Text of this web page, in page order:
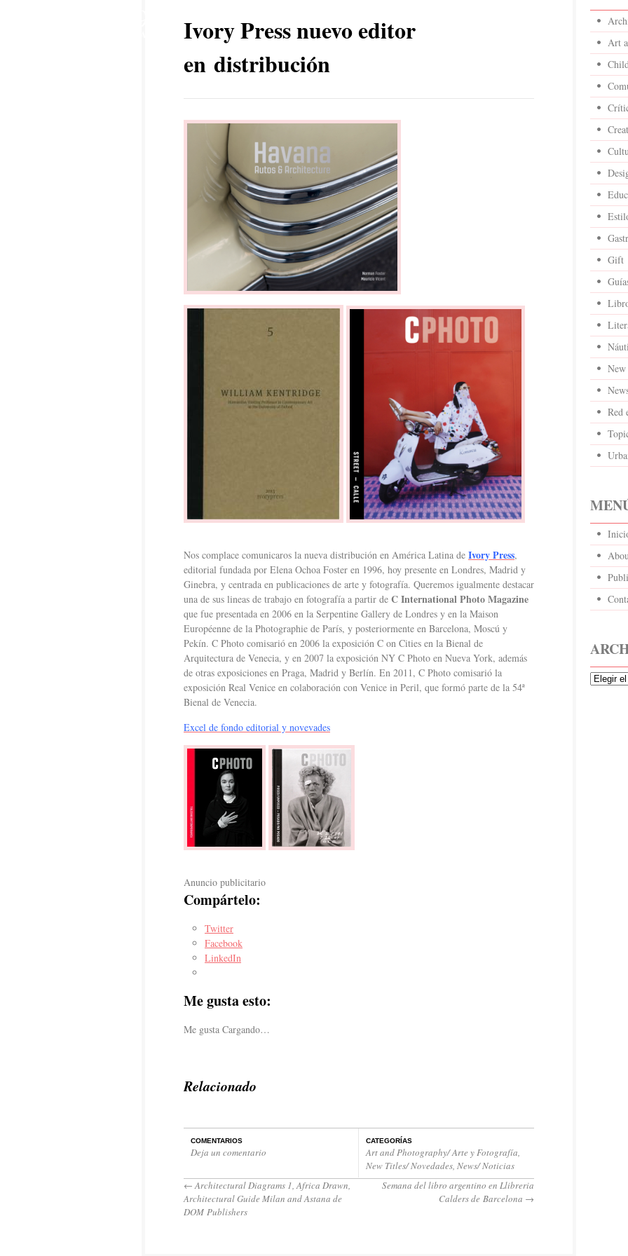
Ivory Press nuevo editor
en distribución
Nos complace comunicaros la nueva distribución en América Latina de Ivory Press,
editorial fundada por Elena Ochoa Foster en 1996, hoy presente en Londres, Madrid y
Ginebra, y centrada en publicaciones de arte y fotografía. Queremos igualmente destacar
una de sus lineas de trabajo en fotografía a partir de C International Photo Magazine
que fue presentada en 2006 en la Serpentine Gallery de Londres y en la Maison
Européenne de la Photographie de París, y posteriormente en Barcelona, Moscú y
Pekín. C Photo comisarió en 2006 la exposición C on Cities en la Bienal de
Arquitectura de Venecia, y en 2007 la exposición NY C Photo en Nueva York, además
de otras exposiciones en Praga, Madrid y Berlín. En 2011, C Photo comisarió la
exposición Real Venice en colaboración con Venice in Peril, que formó parte de la 54ª
Bienal de Venecia.
Excel de fondo editorial y novevades
Anuncio publicitario
Compártelo:
Twitter
Facebook
LinkedIn
Me gusta esto:
Me gusta Cargando…
Relacionado
COMENTARIOS
Deja un comentario
CATEGORÍAS
Art and Photography/ Arte y Fotografía,
New Titles/ Novedades, News/ Noticias
←Architectural Diagrams 1, Africa Drawn,
Architectural Guide Milan and Astana de
DOM Publishers
Semana del libro argentino en Llibreria
Calders de Barcelona →
Art
Gift
New
Red